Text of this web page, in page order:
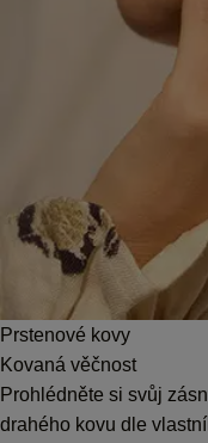
Prstenové kovy
Kovaná věčnost
Prohlédněte si svůj
drahého kovu dle